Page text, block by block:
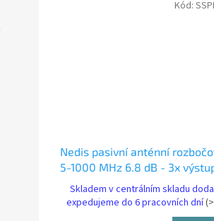
Nedis pasivní anténní
5-1000 MHz 6.8 dB - 3x
(SSPL300ME)
Skladem v centrálním skladu
expedujeme do 6 pracovních dní
Kód: